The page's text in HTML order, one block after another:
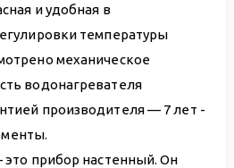
и удобная в
температуры
механическое
водонагревателя
производителя — 7 лет -
прибор настенный. Он